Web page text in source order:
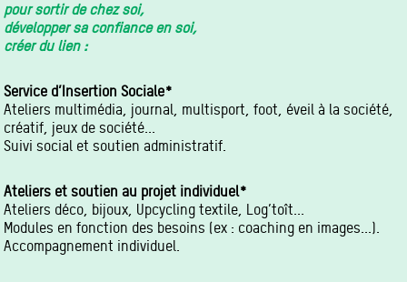
pour sortir de chez soi,
développer sa confiance en soi,
créer du lien :
Service d’Insertion Sociale*
Ateliers multimédia, journal, multisport, foot, éveil à la société,
créatif, jeux de société...
Suivi social et soutien administratif.
Ateliers et soutien au projet individuel*
Ateliers déco, bijoux, Upcycling textile, Log’toît...
Modules en fonction des besoins (ex : coaching en images...).
Accompagnement individuel.